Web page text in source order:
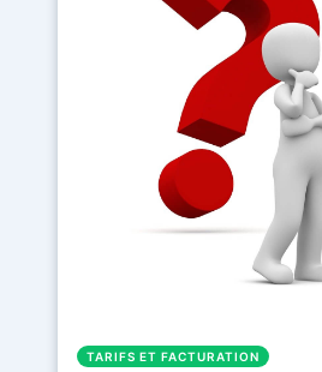
TARIFS ET FACTURATION